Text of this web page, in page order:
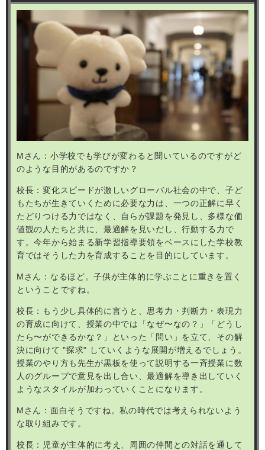
M さん：小学校でも学びが変わると聞いているのですがど
のような目的があるのですか？
校長：変化スピードが激しいグローバル社会の中で、子ど
もたちが生きていくために必要な力は、一つの正解に早く
たどりつける力ではなく、自らが課題を発見し、多様な価
値観の人たちと共に、最適解を見いだし、行動する力で
す。今年から始まる新学習指導要領をベースにした学校教
育ではそうした力を育成することを目的にしています。
M さん：なるほど。子供が主体的に学ぶことに重きを置く
ということですね。
校長：もう少し具体的に言うと、思考力・判断力・表現力
の育成に向けて、授業の中では「なぜ〜なの？」「どうし
たら〜ができるかな？」といった「問い」を立て、その解
決に向けて "探求" していくような展開が増えるでしょう。
授業のやり方も先生が黒板を使って説明する一斉授業に数
人のグループで意見を出し合い、最適解を導き出していく
ようなスタイルが加わっていくことになります。
M さん：面白そうですね。私の時代では考えられないよう
な取り組みです。
校長：児童が主体的に考え、周囲の仲間との対話を通して